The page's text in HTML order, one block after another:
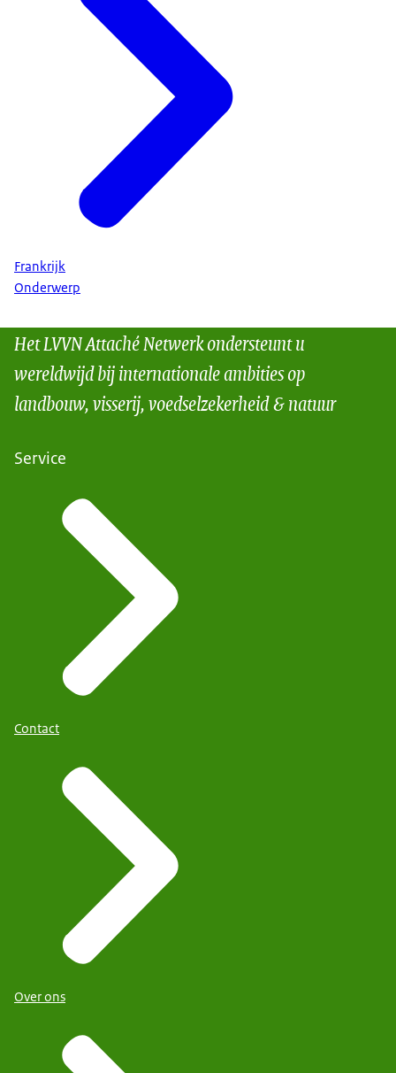
Frankrijk
Onderwerp
Het LVVN Attaché Netwerk ondersteunt u
wereldwijd bij internationale ambities op
landbouw, visserij, voedselzekerheid & natuur
Service
Contact
Over ons